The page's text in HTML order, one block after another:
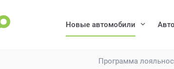
Программа
Новые автомобили